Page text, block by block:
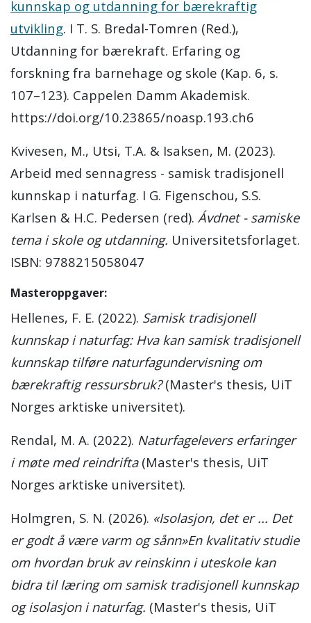
kunnskap og utdanning for bærekraftig
utvikling. I T. S. Bredal-Tomren (Red.),
Utdanning for bærekraft. Erfaring og
forskning fra barnehage og skole (Kap. 6, s.
107–123). Cappelen Damm Akademisk.
https://doi.org/10.23865/noasp.193.ch6
Kvivesen, M., Utsi, T.A. & Isaksen, M. (2023).
Arbeid med sennagress - samisk tradisjonell
kunnskap i naturfag. I G. Figenschou, S.S.
Karlsen & H.C. Pedersen (red). Ávdnet - samiske
tema i skole og utdanning. Universitetsforlaget.
ISBN: 9788215058047
Masteroppgaver:
Hellenes, F. E. (2022). Samisk tradisjonell
kunnskap i naturfag: Hva kan samisk tradisjonell
kunnskap tilføre naturfagundervisning om
bærekraftig ressursbruk?(Master's thesis, UiT
Norges arktiske universitet).
Rendal, M. A. (2022). Naturfagelevers erfaringer
i møte med reindrifta(Master's thesis, UiT
Norges arktiske universitet).
Holmgren, S. N. (2026). «Isolasjon, det er ... Det
er godt å være varm og sånn»En kvalitativ studie
om hvordan bruk av reinskinn i uteskole kan
bidra til læring om samisk tradisjonell kunnskap
og isolasjon i naturfag. (Master's thesis, UiT